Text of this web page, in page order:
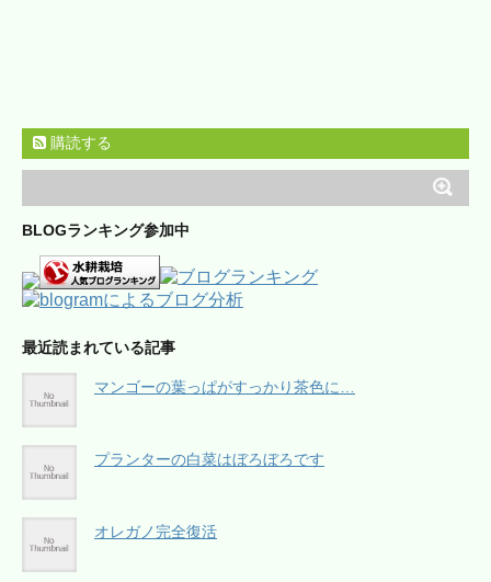
購読する
BLOGランキング参加中
最近読まれている記事
マンゴーの葉っぱがすっかり茶色に…
プランターの白菜はぼろぼろです
オレガノ完全復活